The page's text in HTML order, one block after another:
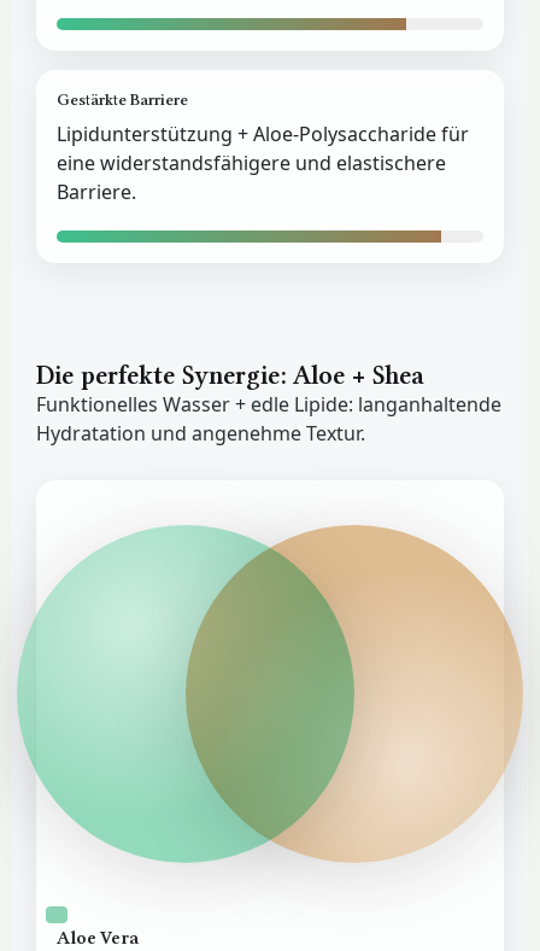
Gestärkte Barriere
Lipidunterstützung + Aloe-Polysaccharide für
eine widerstandsfähigere und elastischere
Barriere.
Die perfekte Synergie: Aloe + Shea
Funktionelles Wasser + edle Lipide: langanhaltende
Hydratation und angenehme Textur.
Aloe Vera